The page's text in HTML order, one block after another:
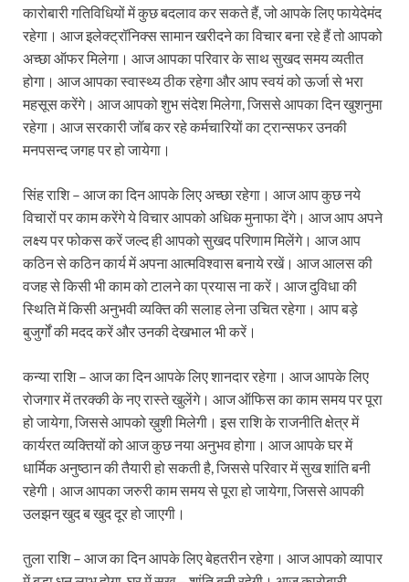
कारोबारी गतिविधियों में कुछ बदलाव कर सकते हैं, जो आपके लिए फायेदेमंद
रहेगा। आज इलेक्ट्रॉनिक्स सामान खरीदने का विचार बना रहे हैं तो आपको
अच्छा ऑफर मिलेगा। आज आपका परिवार के साथ सुखद समय व्यतीत
होगा। आज आपका स्वास्थ्य ठीक रहेगा और आप स्वयं को ऊर्जा से भरा
महसूस करेंगे। आज आपको शुभ संदेश मिलेगा, जिससे आपका दिन खुशनुमा
रहेगा। आज सरकारी जॉब कर रहे कर्मचारियों का ट्रान्सफर उनकी
मनपसन्द जगह पर हो जायेगा।
सिंह राशि – आज का दिन आपके लिए अच्छा रहेगा। आज आप कुछ नये
विचारों पर काम करेंगे ये विचार आपको अधिक मुनाफा देंगे। आज आप अपने
लक्ष्य पर फोकस करें जल्द ही आपको सुखद परिणाम मिलेंगे। आज आप
कठिन से कठिन कार्य में अपना आत्मविश्वास बनाये रखें। आज आलस की
वजह से किसी भी काम को टालने का प्रयास ना करें। आज दुविधा की
स्थिति में किसी अनुभवी व्यक्ति की सलाह लेना उचित रहेगा। आप बड़े
बुजुर्गों की मदद करें और उनकी देखभाल भी करें।
कन्या राशि – आज का दिन आपके लिए शानदार रहेगा। आज आपके लिए
रोजगार में तरक्की के नए रास्ते खुलेंगे। आज ऑफिस का काम समय पर पूरा
हो जायेगा, जिससे आपको ख़ुशी मिलेगी। इस राशि के राजनीति क्षेत्र में
कार्यरत व्यक्तियों को आज कुछ नया अनुभव होगा। आज आपके घर में
धार्मिक अनुष्ठान की तैयारी हो सकती है, जिससे परिवार में सुख शांति बनी
रहेगी। आज आपका जरुरी काम समय से पूरा हो जायेगा, जिससे आपकी
उलझन खुद ब खुद दूर हो जाएगी।
तुला राशि – आज का दिन आपके लिए बेहतरीन रहेगा। आज आपको व्यापार